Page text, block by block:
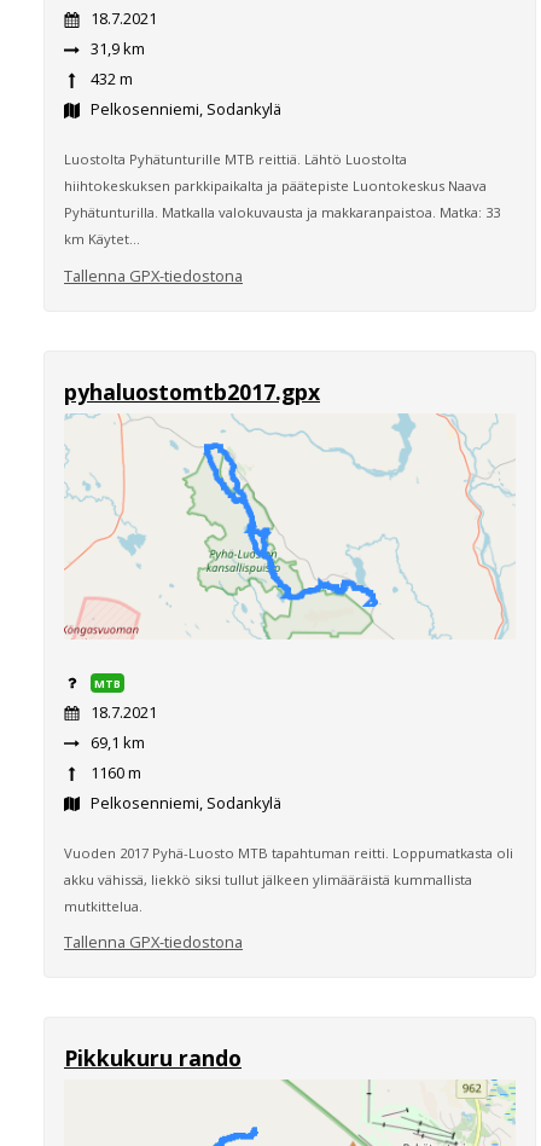
18.7.2021
31,9 km
432 m
Pelkosenniemi, Sodankylä
Luostolta Pyhätunturille MTB reittiä. Lähtö Luostolta
hiihtokeskuksen parkkipaikalta ja päätepiste Luontokeskus Naava
Pyhätunturilla. Matkalla valokuvausta ja makkaranpaistoa. Matka: 33
km Käytet...
Tallenna GPX-tiedostona
pyhaluostomtb2017.gpx
MTB
18.7.2021
69,1 km
1160 m
Pelkosenniemi, Sodankylä
Vuoden 2017 Pyhä-Luosto MTB tapahtuman reitti. Loppumatkasta oli
akku vähissä, liekkö siksi tullut jälkeen ylimääräistä kummallista
mutkittelua.
Tallenna GPX-tiedostona
Pikkukuru rando